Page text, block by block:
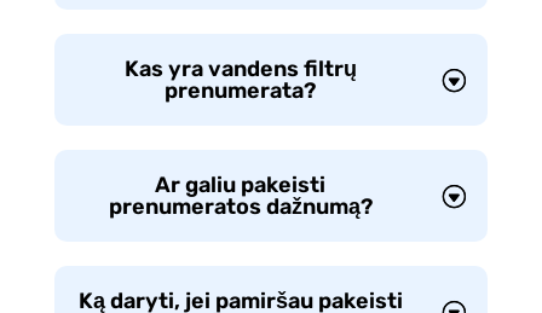
Kas yra vandens filtrų
prenumerata?
Ar galiu pakeisti
prenumeratos dažnumą?
Ką daryti, jei pamiršau pakeisti